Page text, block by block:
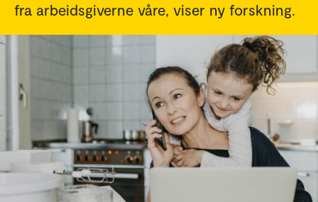
fra arbeidsgiverne våre, viser ny forskning.